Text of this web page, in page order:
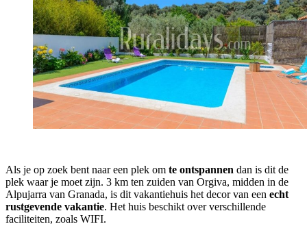
Als je op zoek bent naar een plek om te ontspannen dan is dit de
plek waar je moet zijn. 3 km ten zuiden van Orgiva, midden in de
Alpujarra van Granada, is dit vakantiehuis het decor van een echt
rustgevende vakantie. Het huis beschikt over verschillende
faciliteiten, zoals WIFI.